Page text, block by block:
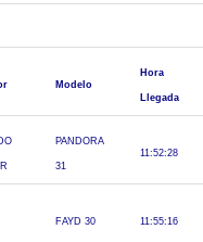
Modelo
Hora
Llegada
PANDORA
31
11:52:28
FAYD 30 11:55:16